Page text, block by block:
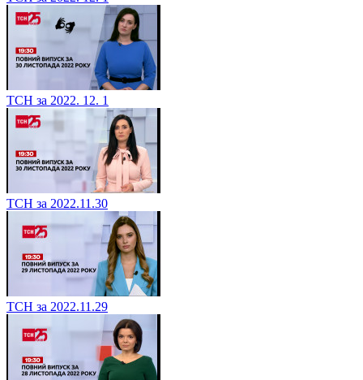
ТСН за 2022. 12. 1
ТСН за 2022.11.30
ТСН за 2022.11.29